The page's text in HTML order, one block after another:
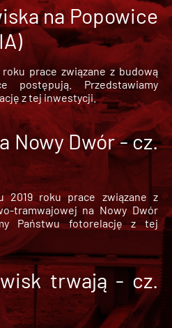
na Popowice
prace związane z budową
postępują. Przedstawiamy
z tej inwestycji.
Nowy Dwór - cz.
2019 roku prace związane z
tramwajowej na Nowy Dwór
Państwu fotorelację z tej
trwają - cz.